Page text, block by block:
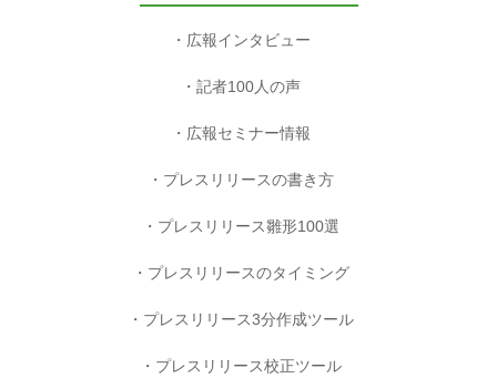
広報インタビュー
記者100人の声
広報セミナー情報
プレスリリースの書き方
プレスリリース雛形100選
プレスリリースのタイミング
プレスリリース3分作成ツール
プレスリリース校正ツール